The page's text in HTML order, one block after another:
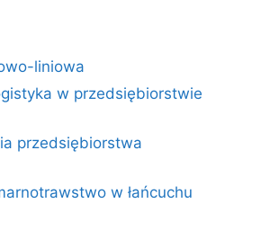
liniowa
w przedsiębiorstwie
przedsiębiorstwa
w łańcuchu